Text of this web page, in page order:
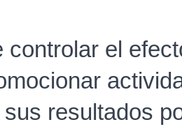
controlar el
resultados